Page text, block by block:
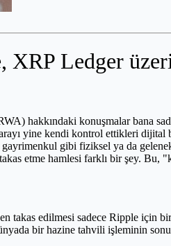
XRP Ledger
hakkındaki konuşmalar bana
yine kendi kontrol ettikleri
gibi fiziksel ya da
etme hamlesi farklı bir şey. Bu,
takas edilmesi sadece Ripple için
bir hazine tahvili işleminin